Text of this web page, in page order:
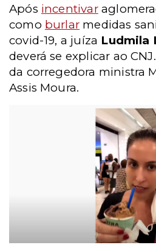
Após incentivar
como burlar medidas
covid-19, a juíza Ludmila
deverá se explicar ao
da corregedora ministra
Assis Moura.